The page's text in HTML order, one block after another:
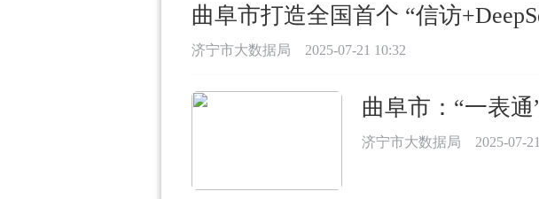
曲阜市打造全国首个 “信访
济宁市大数据局 2025-07-21 10:32
曲阜市：“一表
济宁市大数据局 2025-07-